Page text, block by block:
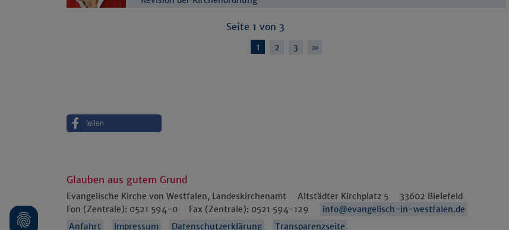
Seite 1 von 3
1
2 3 »
teilen
Glauben aus gutem Grund
Evangelische Kirche von Westfalen, Landeskirchenamt Altstädter Kirchplatz 5 33602 Bielefeld
Fon (Zentrale): 0521 594-0 Fax (Zentrale): 0521 594-129
info@evangelisch-in-westfalen.de
Anfahrt
Impressum Datenschutzerklärung Transparenzseite